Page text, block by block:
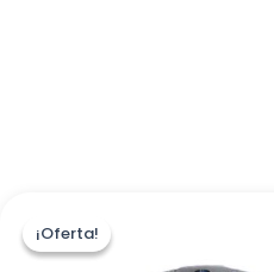
¡Oferta!
¡Oferta!